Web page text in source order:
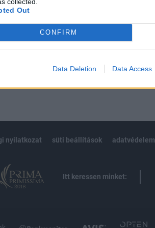
Out
CONFIRM
Data Deletion Data Access
Előfizetés
VAGY? BEJELENTKEZÉS
nyilatkozat süti beállítások adatvédelem
Itt keressen minket: